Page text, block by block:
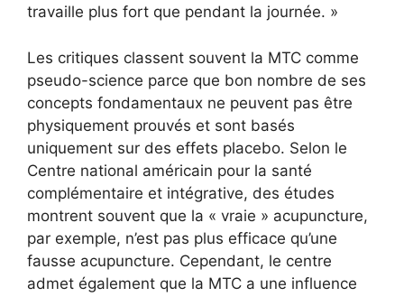
travaille plus fort que pendant la journée. »
Les critiques classent souvent la MTC comme
pseudo-science parce que bon nombre de ses
concepts fondamentaux ne peuvent pas être
physiquement prouvés et sont basés
uniquement sur des effets placebo. Selon le
Centre national américain pour la santé
complémentaire et intégrative, des études
montrent souvent que la « vraie » acupuncture,
par exemple, n’est pas plus efficace qu’une
fausse acupuncture. Cependant, le centre
admet également que la MTC a une influence